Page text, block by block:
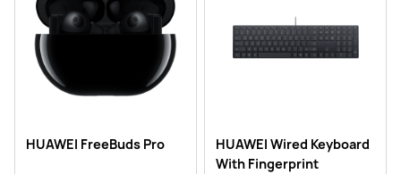
HUAWEI FreeBuds Pro
HUAWEI Wired Keyboard
With Fingerprint